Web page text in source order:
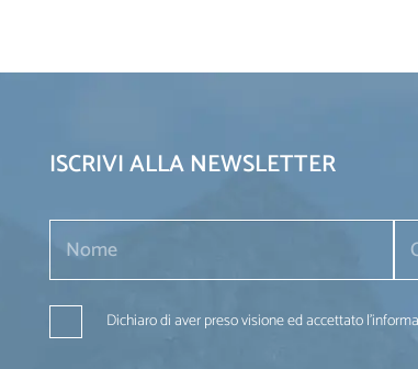
ISCRIVI ALLA NEWSLETTER
Dichiaro di aver preso visione ed accettato